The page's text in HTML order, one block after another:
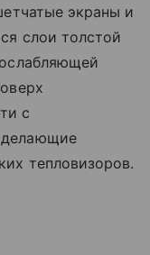
экраны и
слои толстой
с
тепловизоров.